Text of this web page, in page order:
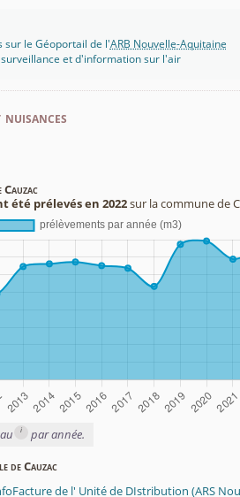
sur le Géoportail de l'ARB Nouvelle-Aquitaine
surveillance et d'information sur l'air
Cauzac
été prélevés en 2022sur la commune de
i par année.
de Cauzac
de l' Unité de DIstribution (ARS